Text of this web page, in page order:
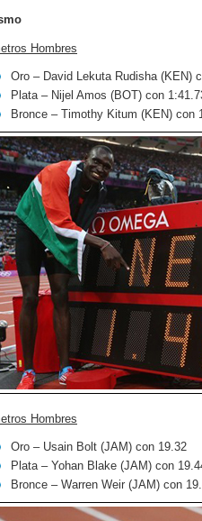
Hombres
Oro – David Lekuta Rudisha (KEN)
Plata – Nijel Amos (BOT) con
Bronce – Timothy Kitum (KEN) con
Hombres
Oro – Usain Bolt (JAM) con 19.32
Plata – Yohan Blake (JAM) con
Bronce – Warren Weir (JAM) con